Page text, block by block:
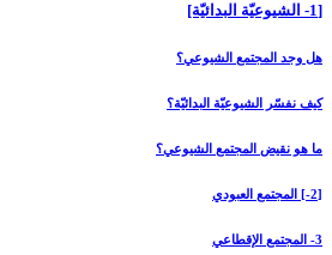
[1- الشيوعيّة البدائيّة]
هل وجد المجتمع الشيوعي؟
كيف نفسّر الشيوعيّة البدائيّة؟
ما هو نقيض المجتمع الشيوعي؟
[2-] المجتمع العبودي‏
3- المجتمع الإقطاعي‏